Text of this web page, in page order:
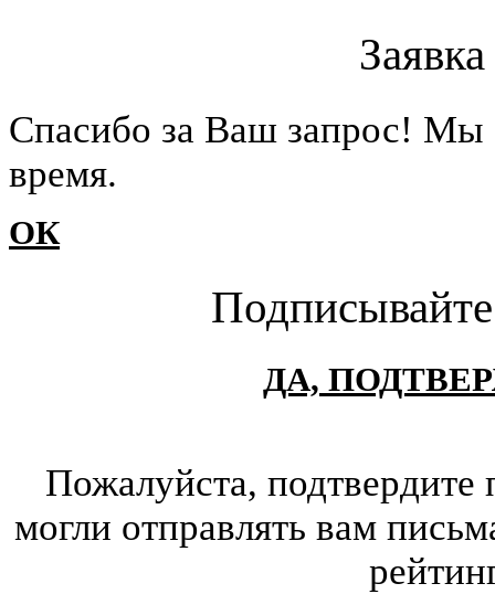
Cпасибо за Ваш запрос!
время.
ОК
ДА,
Пожалуйста,
могли отправлять вам